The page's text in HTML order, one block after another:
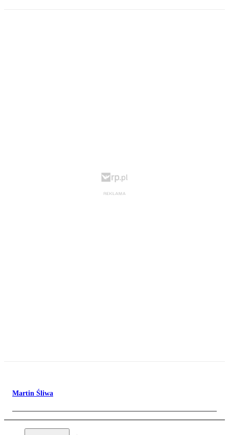
Martin Śliwa